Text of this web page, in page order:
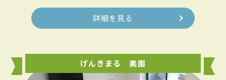
詳細を見る
げんきまる 美園